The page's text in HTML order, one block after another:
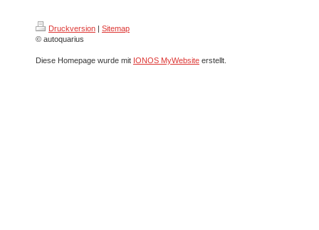
Druckversion | Sitemap
© autoquarius
Diese Homepage wurde mit IONOS MyWebsite erstellt.